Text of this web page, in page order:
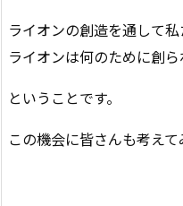
ライオンの創造を通して
ライオンは何のために創ら
ということです。
この機会に皆さんも考えて